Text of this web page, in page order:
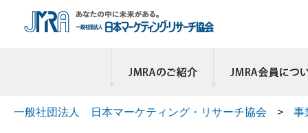
一般社団法人 日本マーケティング・リサーチ協会 > 事